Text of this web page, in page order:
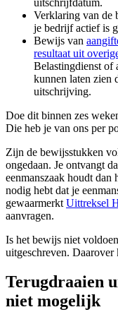
Verklaring van de
je bedrijf actief is
Bewijs van
resultaat uit
Belastingdienst of
kunnen laten zien
uitschrijving.
Doe dit binnen zes
Die heb je van ons per
Zijn de bewijsstukken
ongedaan. Je ontvangt
eenmanszaak houdt
nodig hebt dat je
gewaarmerkt Uittreksel
aanvragen.
Is het bewijs niet
uitgeschreven.
Terugdraaien
niet mogelijk